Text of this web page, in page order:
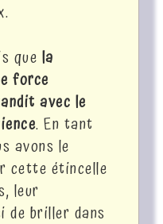
que la
force
avec le
. En tant
avons le
cette étincelle
leur
de briller dans